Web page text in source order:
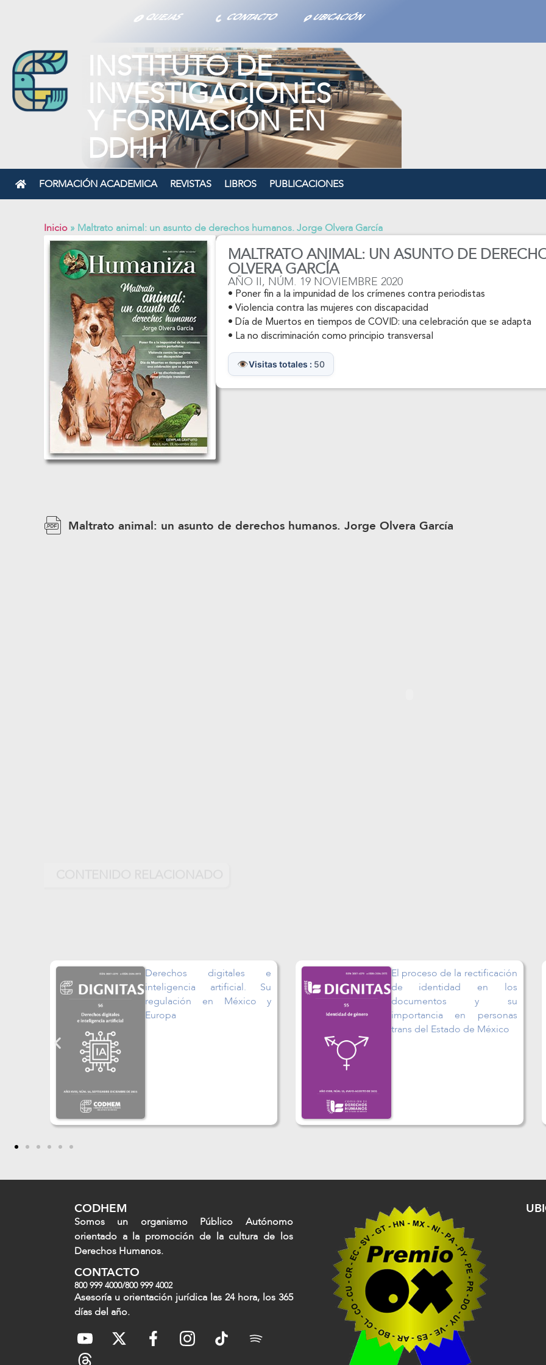
QUEJAS CONTACTO UBICACIÓN
INSTITUTO DE
INVESTIGACIONES
Y FORMACIÓN EN
DDHH
FORMACIÓN ACADEMICA REVISTAS LIBROS PUBLICACIONES
Inicio » Maltrato animal: un asunto de derechos humanos. Jorge Olvera García
MALTRATO ANIMAL: UN ASUNTO DE
OLVERA GARCÍA
AÑO II, NÚM. 19 NOVIEMBRE 2020
• Poner fin a la impunidad de los crímenes contra periodistas
• Violencia contra las mujeres con discapacidad
• Día de Muertos en tiempos de COVID: una celebración que se adapta
• La no discriminación como principio transversal
Visitas totales : 50
Maltrato animal: un asunto de derechos humanos. Jorge Olvera García
Derechos digitales e
inteligencia artificial. Su
regulación en México y
Europa
El proceso de la rectificación
de identidad en los
documentos y su
importancia en personas
trans del Estado de México
CODHEM
Somos un organismo Público Autónomo
orientado a la promoción de la cultura de los
Derechos Humanos.
CONTACTO
800 999 4000/800 999 4002
Asesoría u orientación jurídica las 24 hora, los 365
días del año.